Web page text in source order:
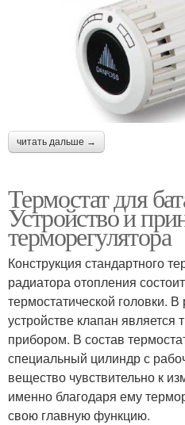
читать дальше →
Термостат для
Устройство и
терморегулятора
Конструкция стандартного
радиатора отопления
термостатической головки.
устройстве клапан является
прибором. В состав
специальный цилиндр с
вещество чувствительно к
именно благодаря ему
свою главную функцию.